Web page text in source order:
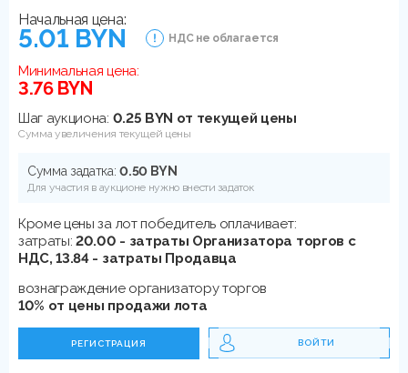
Начальная цена:
5.01 BYN НДС не облагается
Минимальная цена:
3.76 BYN
Шаг аукциона: 0.25 BYN от текущей цены
Сумма увеличения текущей цены
Сумма задатка:0.50 BYN
Для участия в аукционе нужно внести задаток
Кроме цены за лот победитель оплачивает:
затраты: 20.00 - затраты Организатора торгов с
НДС, 13.84 - затраты Продавца
вознаграждение организатору торгов
10% от цены продажи лота
РЕГИСТРАЦИЯ ВОЙТИ